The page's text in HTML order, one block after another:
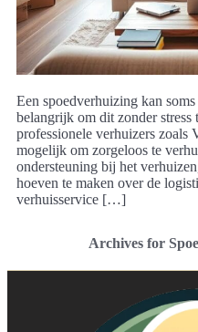
Een spoedverhuizing kan
belangrijk om dit zonder stress
professionele verhuizers zoals
mogelijk om zorgeloos te
ondersteuning bij het
hoeven te maken over de
verhuisservice […]
Archives for